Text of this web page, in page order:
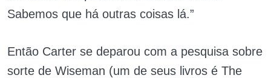
Sabemos que há outras coisas lá.”
Então Carter se deparou com a pesquisa sobre
sorte de Wiseman (um de seus livros é The